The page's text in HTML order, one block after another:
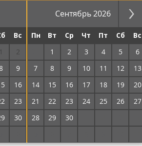
Сентябрь 2026
Вс
1
2
9
16
23
30
Пн Вт Ср Чт Пт Сб
Вс
1 2 3 4 5
6
7
8 9 10 11 12
13
14
15 16 17 18 19
20
21
22 23 24 25 26
27
28
29 30
за ночь
чтобы уточнить цены и забронировать номер